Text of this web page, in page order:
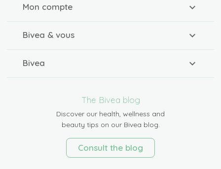
Mon compte
Bivea & vous
Bivea
The Bivea blog
Discover our health, wellness and
beauty tips on our Bivea blog.
Consult the blog